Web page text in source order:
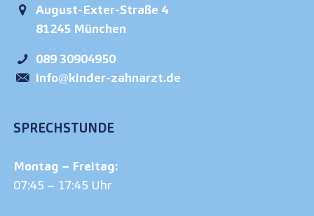
August-Exter-Straße 4
81245 München
089 30904950
info@kinder-zahnarzt.de
SPRECHSTUNDE
Montag – Freitag:
07:45 – 17:45 Uhr